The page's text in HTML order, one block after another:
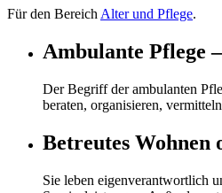
Für den Bereich Alter und Pflege.
Ambulante Pflege
Der Begriff der ambulanten
beraten, organisieren,
Betreutes Wohnen
Sie leben eigenverantwortlich